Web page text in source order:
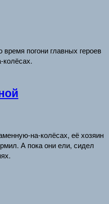
погони главных героев
колёсах.
на-колёсах, её хозяин
А пока они ели, сидел